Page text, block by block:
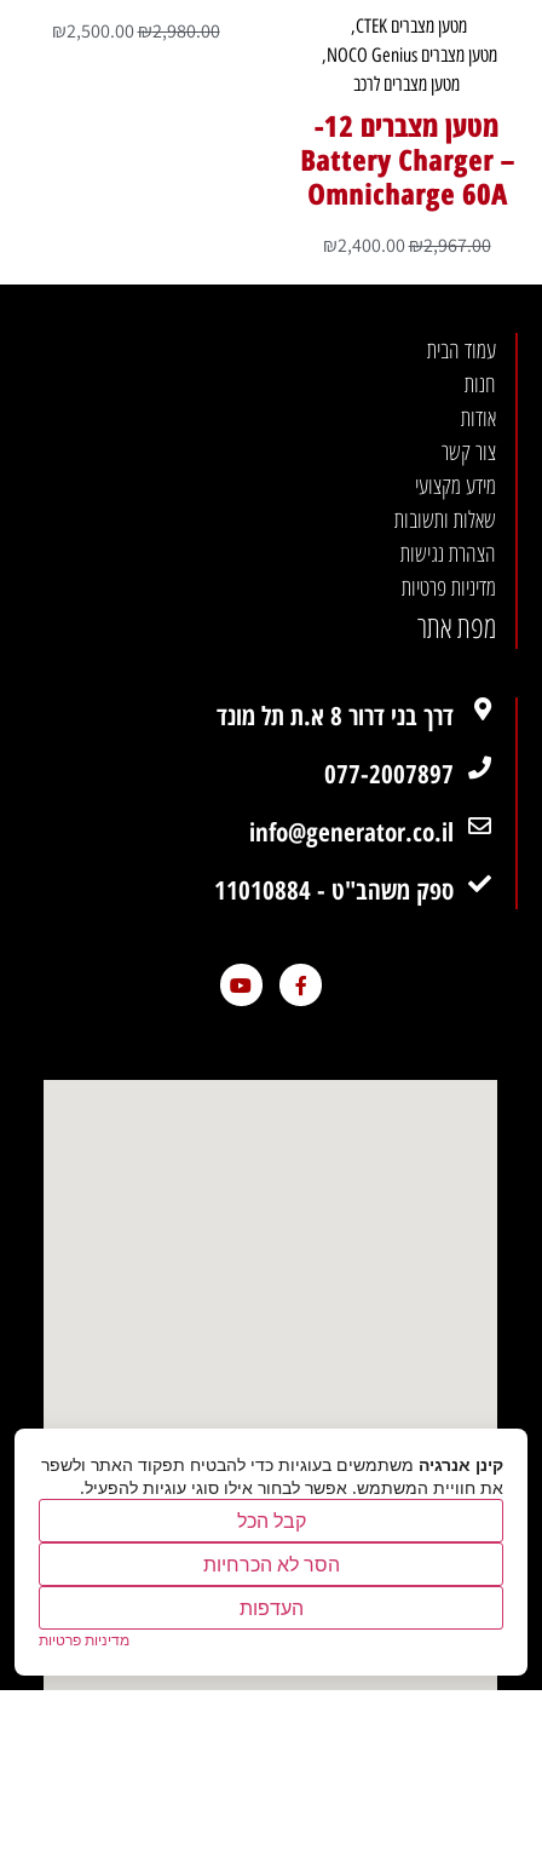
מטען מצברים CTEK
,
מטען מצברים NOCO Genius
,
מטען מצברים לרכב
מטען מצברים 12-
Battery Charger –
Omnicharge 60A
₪2,967.00
₪2,400.00
₪2,980.00
₪2,500.00
עמוד הבית
חנות
אודות
צור קשר
מידע מקצועי
שאלות ותשובות
הצהרת נגישות
מדיניות פרטיות
מפת אתר
דרך בני דרור 8 א.ת תל מונד
077-2007897
info@generator.co.il
ספק משהב"ט - 11010884
קינן אנרגיה משתמשים בעוגיות כדי להבטיח תפקוד האתר ולשפר
את חוויית המשתמש. אפשר לבחור אילו סוגי עוגיות להפעיל.
קבל הכל
הסר לא הכרחיות
העדפות
מדיניות פרטיות